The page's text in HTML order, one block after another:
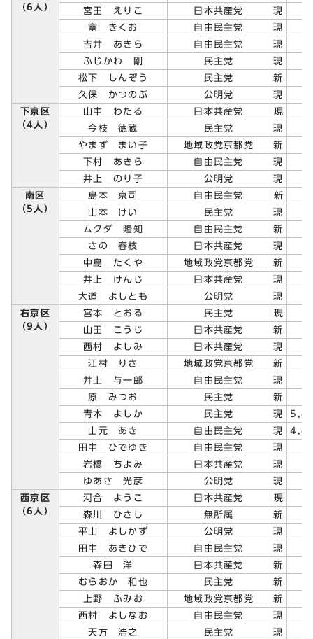
（6人）
宮田 えりこ
日本共産党
現
富 きくお
自由民主党
現
吉井 あきら
自由民主党
現
ふじかわ 剛
民主党
現
松下 しんぞう
民主党
新
久保 かつのぶ
公明党
現
下京区
（4人）
山中 わたる 日本共産党
現
今枝 徳蔵
民主党
現
やまず まい子
地域政党京都党
新
下村 あきら
自由民主党
現
井上 のり子
公明党
現
南区
（5人）
島本 京司 自由民主党
新
山本 けい
民主党
現
ムクダ 隆知
自由民主党
新
さの 春枝
日本共産党
現
中島 たくや
地域政党京都党
新
井上 けんじ
日本共産党
現
大道 よしとも
公明党
現
右京区
（9人）
宮本 とおる 民主党
現
山田 こうじ
日本共産党
新
西村 よしみ
日本共産党
現
江村 りさ
地域政党京都党
新
井上 与一郎
自由民主党
現
原 みつお
民主党
新
青木 よしか
民主党 現
山元 あき
自由民主党 現
田中 ひでゆき
自由民主党 現
岩橋 ちよみ
日本共産党
現
ゆあさ 光彦
公明党
現
西京区
（6人）
河合 ようこ 日本共産党
現
森川 ひさし
無所属
新
平山 よしかず
公明党
現
田中 あきひで
自由民主党
現
森田 洋
日本共産党
新
むらおか 和也
民主党
新
上野 ふみお
地域政党京都党
新
西村 よしなお
自由民主党
現
天方 浩之
民主党
現